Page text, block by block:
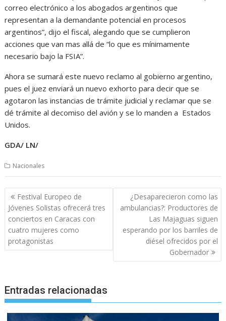
correo electrónico a los abogados argentinos que
representan a la demandante potencial en procesos
argentinos”, dijo el fiscal, alegando que se cumplieron
acciones que van mas allá de “lo que es mínimamente
necesario bajo la FSIA”.
Ahora se sumará este nuevo reclamo al gobierno argentino,
pues el juez enviará un nuevo exhorto para decir que se
agotaron las instancias de trámite judicial y reclamar que se
dé trámite al decomiso del avión y se lo manden a Estados
Unidos.
GDA/ LN/
Nacionales
Navegación
de
entradas
Festival Europeo de
Jóvenes Solistas ofrecerá tres
conciertos en Caracas con
cuatro mujeres como
protagonistas
¿Desaparecieron como las
ambulancias?: Productores de
Las Majaguas siguen
esperando por los barriles de
diésel ofrecidos por el
Gobernador
Entradas relacionadas